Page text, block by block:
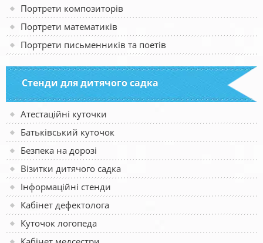
Портрети композиторів
Портрети математиків
Портрети письменників та поетів
Стенди для дитячого садка
Атестаційні куточки
Батьківський куточок
Безпека на дорозі
Візитки дитячого садка
Інформаційні стенди
Кабінет дефектолога
Куточок логопеда